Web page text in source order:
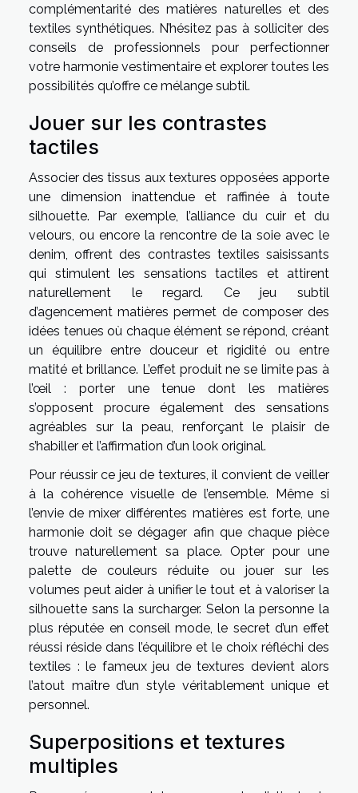
complémentarité des matières naturelles et des
textiles synthétiques. N’hésitez pas à solliciter des
conseils de professionnels pour perfectionner
votre harmonie vestimentaire et explorer toutes les
possibilités qu’offre ce mélange subtil.
Jouer sur les contrastes
tactiles
Associer des tissus aux textures opposées apporte
une dimension inattendue et raffinée à toute
silhouette. Par exemple, l’alliance du cuir et du
velours, ou encore la rencontre de la soie avec le
denim, offrent des contrastes textiles saisissants
qui stimulent les sensations tactiles et attirent
naturellement le regard. Ce jeu subtil
d’agencement matières permet de composer des
idées tenues où chaque élément se répond, créant
un équilibre entre douceur et rigidité ou entre
matité et brillance. L’effet produit ne se limite pas à
l’œil : porter une tenue dont les matières
s’opposent procure également des sensations
agréables sur la peau, renforçant le plaisir de
s’habiller et l’affirmation d’un look original.
Pour réussir ce jeu de textures, il convient de veiller
à la cohérence visuelle de l’ensemble. Même si
l’envie de mixer différentes matières est forte, une
harmonie doit se dégager afin que chaque pièce
trouve naturellement sa place. Opter pour une
palette de couleurs réduite ou jouer sur les
volumes peut aider à unifier le tout et à valoriser la
silhouette sans la surcharger. Selon la personne la
plus réputée en conseil mode, le secret d’un effet
réussi réside dans l’équilibre et le choix réfléchi des
textiles : le fameux jeu de textures devient alors
l’atout maître d’un style véritablement unique et
personnel.
Superpositions et textures
multiples